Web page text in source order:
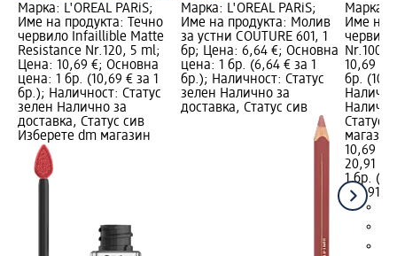
Марка: L'ORÉAL PARiS;
Име на продукта: Течно
червило Infaillible Matte
Resistance Nr.120, 5 ml;
Цена: 10,69 €; Основна
цена: 1 бр. (10,69 € за 1
бр.); Наличност: Статус
зелен Налично за
доставка, Статус сив
Изберете dm магазин
Марка: L'ORÉAL PARiS;
Име на продукта: Молив
за устни COUTURE 601, 1
бр; Цена: 6,64 €; Основна
цена: 1 бр. (6,64 € за 1
бр.); Наличност: Статус
зелен Налично за
доставка, Статус сив
Марка:
Име на
Nr.100,
10,69 €;
бр.
Статус
магазин
10,69 €
20,91 лв.
1 бр.
(20,91